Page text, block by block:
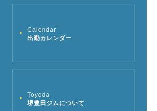
Calendar
出勤カレンダー
Toyoda
堺豊田ジムについて